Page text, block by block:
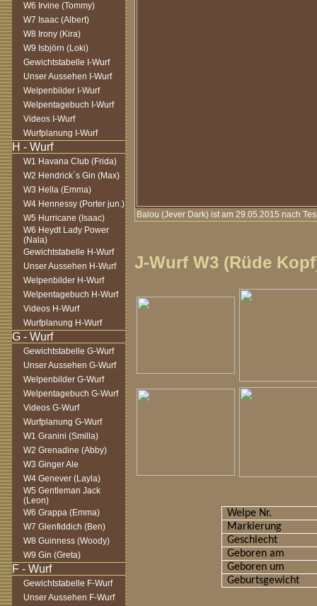
W6 Irvine (Tommy)
W7 Isaac (Albert)
W8 Irony (Kira)
W9 Isbjörn (Loki)
Gewichtstabelle I-Wurf
Unser Aussehen I-Wurf
Welpenbilder I-Wurf
Welpentagebuch I-Wurf
Videos I-Wurf
Wurfplanung I-Wurf
W1 Havana Club (Frida)
W2 Hendrick´s Gin (Max)
W3 Hella (Emma)
W4 Hennessy (Porter jun.)
W5 Hurricane (Isaac)
W6 Heydt Lady Power
(Nala)
Gewichtstabelle H-Wurf
Unser Aussehen H-Wurf
Welpenbilder H-Wurf
Welpentagebuch H-Wurf
Videos H-Wurf
Wurfplanung H-Wurf
Gewichtstabelle G-Wurf
Unser Aussehen G-Wurf
Welpenbilder G-Wurf
Welpentagebuch G-Wurf
Videos G-Wurf
Wurfplanung G-Wurf
W1 Granini (Smilla)
W2 Grenadine (Abby)
W3 Ginger Ale
W4 Genever (Layla)
W5 Gentleman Jack
(Leon)
W6 Grappa (Emma)
W7 Glenfiddich (Ben)
W8 Guinness (Woody)
W9 Gin (Greta)
Gewichtstabelle F-Wurf
Unser Aussehen F-Wurf
Balou (Jever Dark) ist am 29.05.2015 nach
J-Wurf W3 (Rüde
Welpe Nr.
Markierung
Geschlecht
Geboren am
Geboren um
Geburtsgewicht